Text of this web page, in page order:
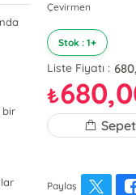
bir
Çevirmen
Stok : 1+
Liste Fiyatı :
₺
Paylaş